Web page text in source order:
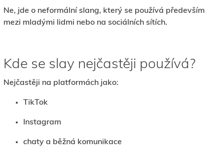
Ne, jde o neformální slang, který se používá především
mezi mladými lidmi nebo na sociálních sítích.
Kde se slay nejčastěji používá?
Nejčastěji na platformách jako:
TikTok
Instagram
chaty a běžná komunikace